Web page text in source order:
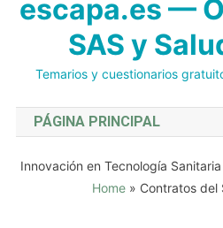
escapa.es —
SAS y
Temarios y cuestionarios
PÁGINA PRINCIPAL
Innovación en Tecnología
Home » Contratos del